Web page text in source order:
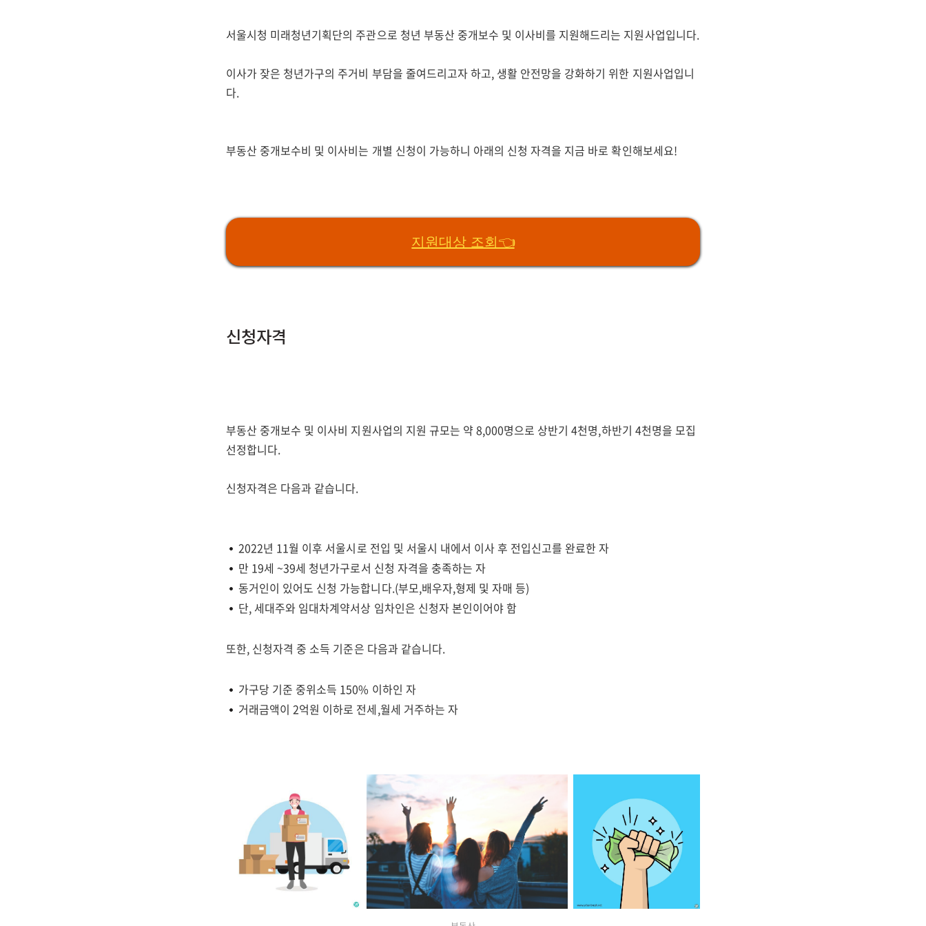
서울시청 미래청년기획단의 주관으로 청년 부동산 중개보수 및 이사비를 지원해드리는 지원사업입니다.
이사가 잦은 청년가구의 주거비 부담을 줄여드리고자 하고, 생활 안전망을 강화하기 위한 지원사업입니
다.
부동산 중개보수비 및 이사비는 개별 신청이 가능하니 아래의 신청 자격을 지금 바로 확인해보세요!
지원대상 조회👈
신청자격
부동산 중개보수 및 이사비 지원사업의 지원 규모는 약 8,000명으로 상반기 4천명,하반기 4천명을 모집
선정합니다.
신청자격은 다음과 같습니다.
2022년 11월 이후 서울시로 전입 및 서울시 내에서 이사 후 전입신고를 완료한 자
만 19세 ~39세 청년가구로서 신청 자격을 충족하는 자
동거인이 있어도 신청 가능합니다.(부모,배우자,형제 및 자매 등)
단, 세대주와 임대차계약서상 임차인은 신청자 본인이어야 함
또한, 신청자격 중 소득 기준은 다음과 같습니다.
가구당 기준 중위소득 150% 이하인 자
거래금액이 2억원 이하로 전세,월세 거주하는 자